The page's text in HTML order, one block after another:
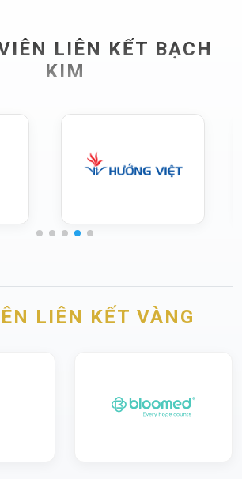
LIÊN KẾT BẠCH
KIM
LIÊN KẾT VÀNG